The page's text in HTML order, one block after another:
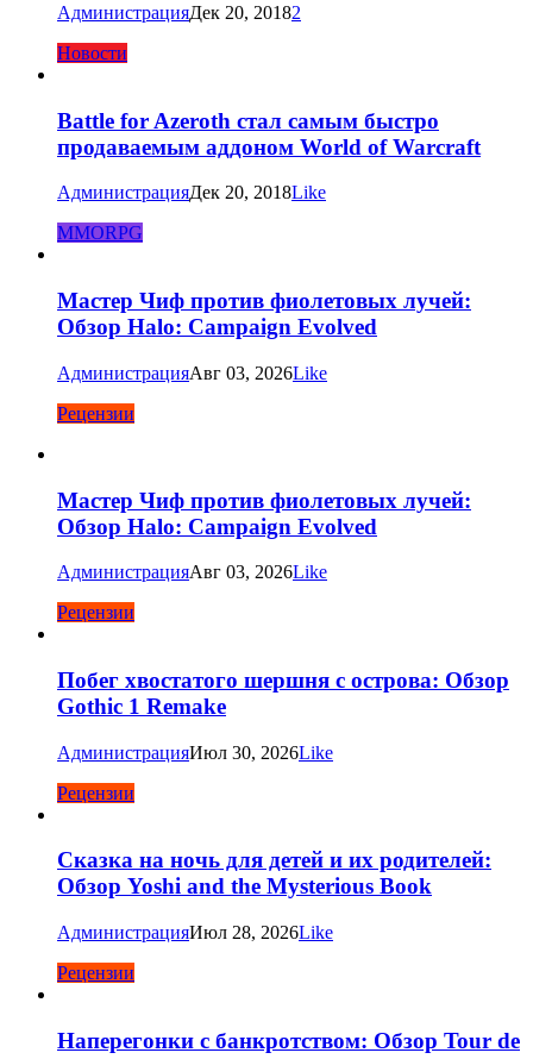
АдминистрацияДек 20, 20182
Новости
Battle for Azeroth стал самым быстро
продаваемым аддоном World of Warcraft
АдминистрацияДек 20, 2018Like
MMORPG
Мастер Чиф против фиолетовых лучей:
Обзор Halo: Campaign Evolved
АдминистрацияАвг 03, 2026Like
Рецензии
Мастер Чиф против фиолетовых лучей:
Обзор Halo: Campaign Evolved
АдминистрацияАвг 03, 2026Like
Рецензии
Побег хвостатого шершня с острова: Обзор
Gothic 1 Remake
АдминистрацияИюл 30, 2026Like
Рецензии
Сказка на ночь для детей и их родителей:
Обзор Yoshi and the Mysterious Book
АдминистрацияИюл 28, 2026Like
Рецензии
Наперегонки с банкротством: Обзор Tour de